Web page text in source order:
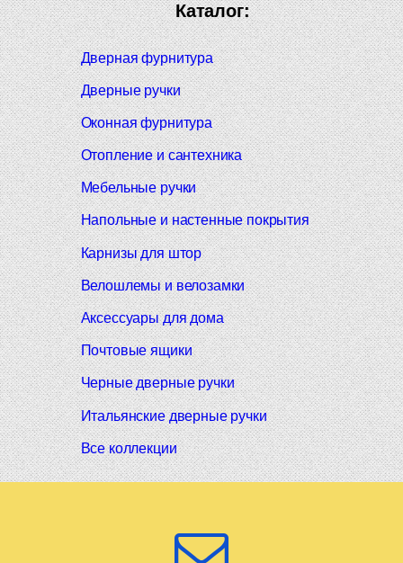
Каталог:
Дверная фурнитура
Дверные ручки
Оконная фурнитура
Отопление и сантехника
Мебельные ручки
Напольные и настенные покрытия
Карнизы для штор
Велошлемы и велозамки
Аксессуары для дома
Почтовые ящики
Черные дверные ручки
Итальянские дверные ручки
Все коллекции